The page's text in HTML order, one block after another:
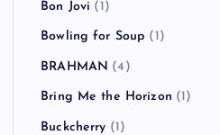
Bon Jovi (1)
Bowling for Soup (1)
BRAHMAN (4)
Bring Me the Horizon (1)
Buckcherry (1)